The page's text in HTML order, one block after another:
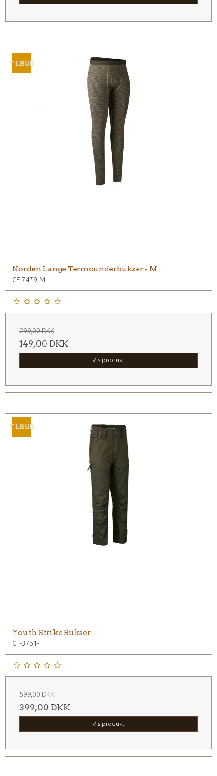
TILBUD
Norden Lange Termounderbukser - M
CF-7479-M
299,00 DKK
149,00 DKK
Vis produkt
TILBUD
Youth Strike Bukser
CF-3751-
599,00 DKK
399,00 DKK
Vis produkt